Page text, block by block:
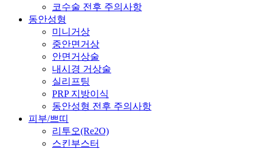
코수술 전후 주의사항
동안성형
미니거상
중안면거상
안면거상술
내시경 거상술
실리프팅
PRP 지방이식
동안성형 전후 주의사항
피부/쁘띠
리투오(Re2O)
스킨부스터